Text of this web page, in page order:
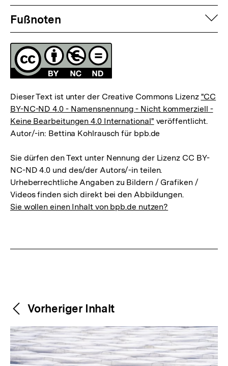
Fussnoten
Fußnoten
Lizenz
Dieser Text ist unter der Creative Commons Lizenz "CC
BY-NC-ND 4.0 - Namensnennung - Nicht kommerziell -
Keine Bearbeitungen 4.0 International" veröffentlicht.
Autor/-in: Bettina Kohlrausch für bpb.de
Sie dürfen den Text unter Nennung der Lizenz CC BY-
NC-ND 4.0 und des/der Autors/-in teilen.
Urheberrechtliche Angaben zu Bildern / Grafiken /
Videos finden sich direkt bei den Abbildungen.
Sie wollen einen Inhalt von bpb.de nutzen?
Weitere
Inhalte
Content-
Navigation
Vorheriger Inhalt